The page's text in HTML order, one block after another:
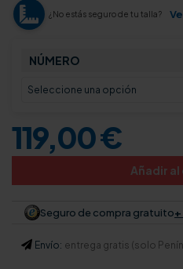
¿No estás seguro de tu talla?
NÚMERO
119,00 €
Añadir
Seguro de compra gratuito
Envío: entrega gratis (solo